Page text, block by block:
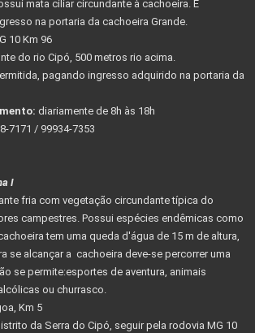
mata ciliar circundante à cachoeira. É
na portaria da cachoeira Grande.
10 Km 96
do rio Cipó, 500 metros rio acima.
pagando ingresso adquirido na portaria da
diariamente de 8h às 18h
7171 / 99934-7353
I
fria com vegetação circundante típica do
campestres. Possui espécies endêmicas como
tem uma queda d'água de 15 m de altura,
se alcançar a cachoeira deve-se percorrer uma
se permite:esportes de aventura, animais
ou churrasco.
Km 5
da Serra do Cipó, seguir pela rodovia MG 10